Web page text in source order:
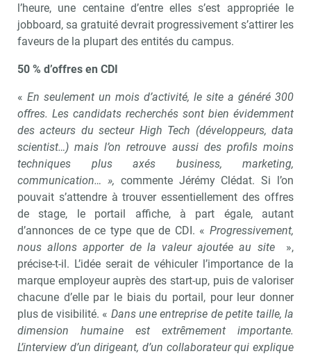
l’heure, une centaine d’entre elles s’est appropriée le
jobboard, sa gratuité devrait progressivement s’attirer les
faveurs de la plupart des entités du campus.
50 % d’offres en CDI
« En seulement un mois d’activité, le site a généré 300
offres. Les candidats recherchés sont bien évidemment
des acteurs du secteur High Tech (développeurs, data
scientist…) mais l’on retrouve aussi des profils moins
techniques plus axés business, marketing,
communication… », commente Jérémy Clédat. Si l’on
pouvait s’attendre à trouver essentiellement des offres
de stage, le portail affiche, à part égale, autant
d’annonces de ce type que de CDI. « Progressivement,
nous allons apporter de la valeur ajoutée au site
»,
précise-t-il. L’idée serait de véhiculer l’importance de la
marque employeur auprès des start-up, puis de valoriser
chacune d’elle par le biais du portail, pour leur donner
plus de visibilité. « Dans une entreprise de petite taille, la
dimension humaine est extrêmement importante.
L’interview d’un dirigeant, d’un collaborateur qui explique